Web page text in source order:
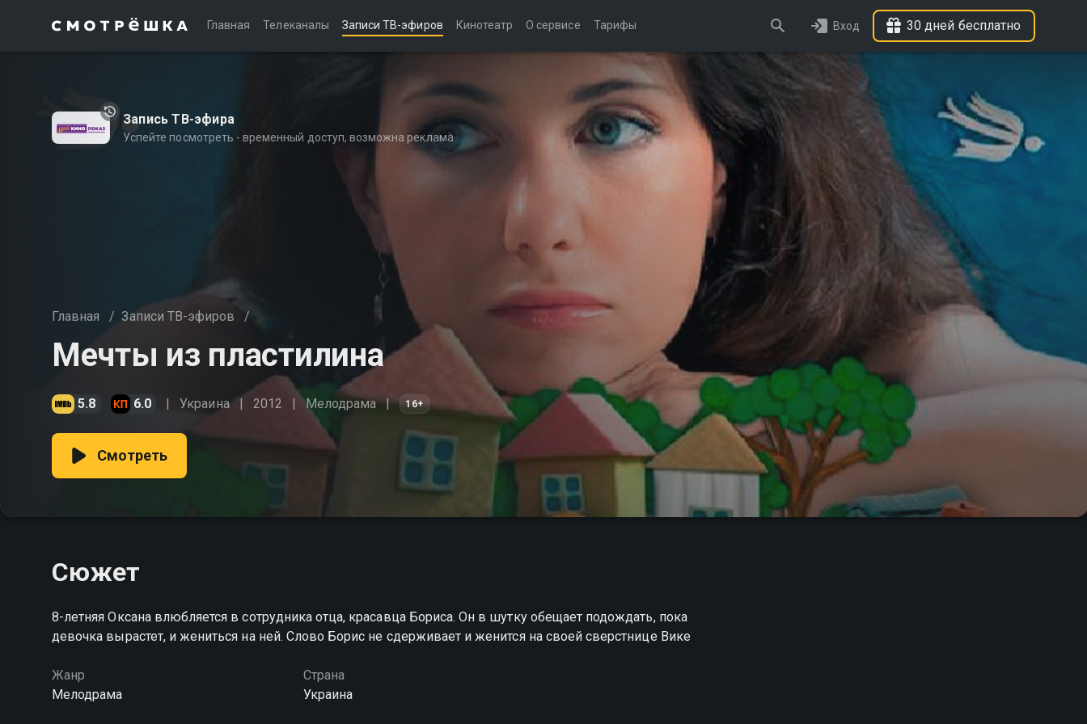
Главная Телеканалы Записи ТВ-эфиров Кинотеатр О сервисе Тарифы Вход 30 дней бесплатно
Запись ТВ-эфира
Успейте посмотреть - временный доступ, возможна реклама
Главная / Записи ТВ-эфиров /
Мечты из пластилина
5.8 6.0 Украина 2012 Мелодрама 16+
Смотреть
Сюжет
8-летняя Оксана влюбляется в сотрудника отца, красавца Бориса. Он в шутку обещает подождать, пока
девочка вырастет, и жениться на ней. Слово Борис не сдерживает и женится на своей сверстнице Вике
Жанр
Мелодрама
Страна
Украина